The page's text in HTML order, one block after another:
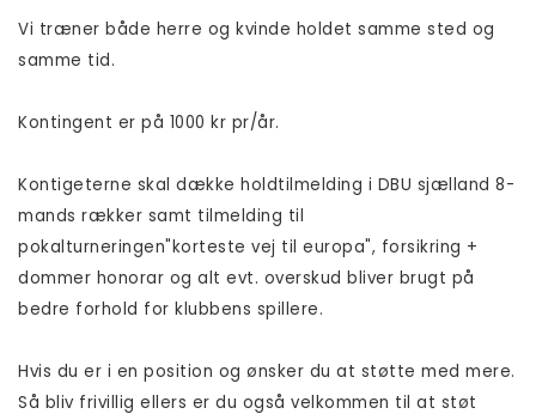
Vi træner både herre og kvinde holdet samme sted og
samme tid.
Kontingent er på 1000 kr pr/år.
Kontigeterne skal dække holdtilmelding i DBU sjælland 8-
mands rækker samt tilmelding til
pokalturneringen"korteste vej til europa", forsikring +
dommer honorar og alt evt. overskud bliver brugt på
bedre forhold for klubbens spillere.
Hvis du er i en position og ønsker du at støtte med mere.
Så bliv frivillig ellers er du også velkommen til at støt